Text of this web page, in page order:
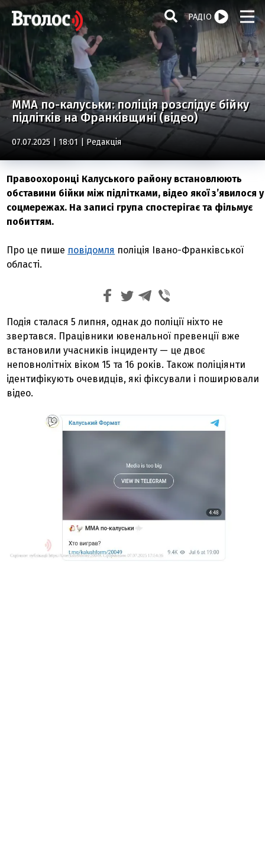
РАДІО
MMA по-калуськи: поліція розслідує бійку
підлітків на Франківщині (відео)
07.07.2025 | 18:01 | Редакція
Правоохоронці Калуського району встановлюють
обставини бійки між підлітками, відео якої з’явилося у
соцмережах. На записі група спостерігає та фільмує
побиттям.
Про це пише повідомля поліція Івано-Франківської
області.
Подія сталася 5 липня, однак до поліції ніхто не
звертався. Працівники ювенальної превенції вже
встановили учасників інциденту — це двоє
неповнолітніх віком 15 та 16 років. Також поліціянти
ідентифікують очевидців, які фіксували і поширювали
відео.